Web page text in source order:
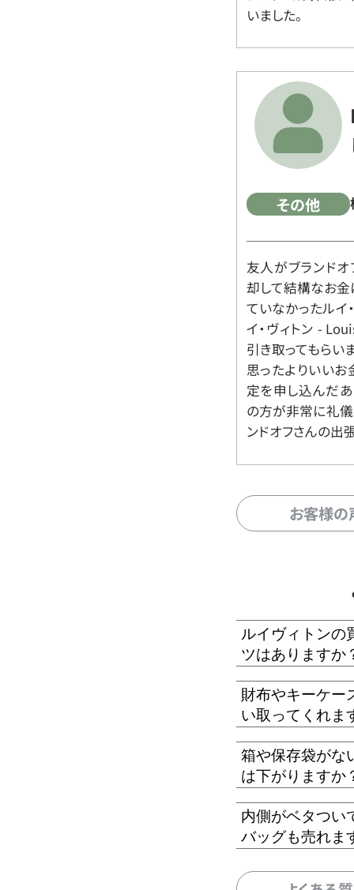
いました。
その他
友人がブランド
却して結構なお金
ていなかったルイ
イ・ヴィトン -
引き取ってもらい
思ったよりいいお
定を申し込んだ
の方が非常に礼儀
ンドオフさんの出
お客様
ルイヴィトンの
ツはありますか
財布やキーケー
い取ってくれま
箱や保存袋がな
は下がりますか
内側がベタつい
バッグも売れま